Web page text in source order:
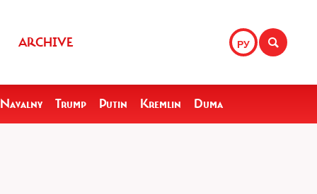
РУ
ARCHIVE
Navalny Trump Putin Kremlin Duma